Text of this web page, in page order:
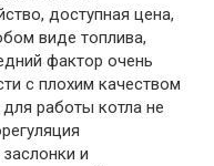
доступная цена,
виде топлива,
фактор очень
с плохим качеством
работы котла не
и